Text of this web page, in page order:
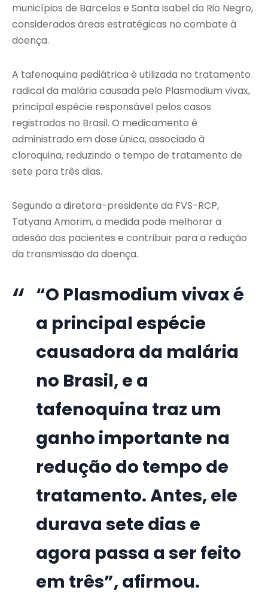
municípios de Barcelos e Santa Isabel do Rio Negro,
considerados áreas estratégicas no combate à
doença.
A tafenoquina pediátrica é utilizada no tratamento
radical da malária causada pelo Plasmodium vivax,
principal espécie responsável pelos casos
registrados no Brasil. O medicamento é
administrado em dose única, associado à
cloroquina, reduzindo o tempo de tratamento de
sete para três dias.
Segundo a diretora-presidente da FVS-RCP,
Tatyana Amorim, a medida pode melhorar a
adesão dos pacientes e contribuir para a redução
da transmissão da doença.
“O Plasmodium vivax é
a principal espécie
causadora da malária
no Brasil, e a
tafenoquina traz um
ganho importante na
redução do tempo de
tratamento. Antes, ele
durava sete dias e
agora passa a ser feito
em três”, afirmou.